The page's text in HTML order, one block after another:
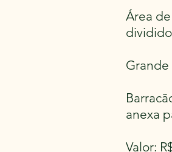
Área
Grande
anexa
Valor: